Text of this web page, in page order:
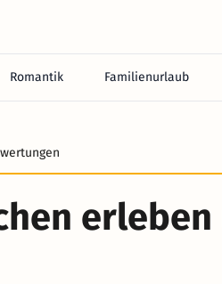
Romantik Familienurlaub